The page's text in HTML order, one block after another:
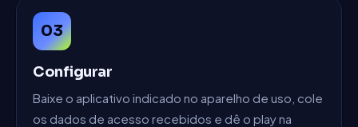
03
Configurar
Baixe o aplicativo indicado no aparelho de uso, cole
os dados de acesso recebidos e dê o play na